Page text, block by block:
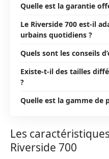
Quelle est la garantie
Le Riverside 700 est-il
urbains quotidiens ?
Quels sont les conseils
Existe-t-il des tailles
?
Quelle est la gamme de
Les
Riverside 700